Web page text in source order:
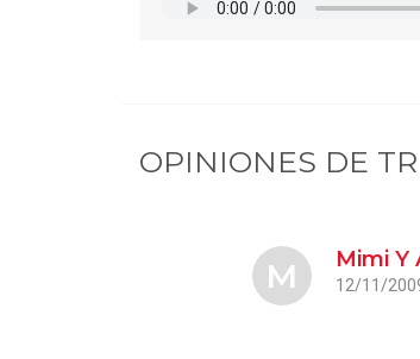
OPINIONES DE
Mimi Y
12/11/
M